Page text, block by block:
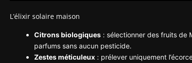
L’élixir solaire maison
Citrons biologiques : sélectionner des fruits de
parfums sans aucun pesticide.
Zestes méticuleux : prélever uniquement